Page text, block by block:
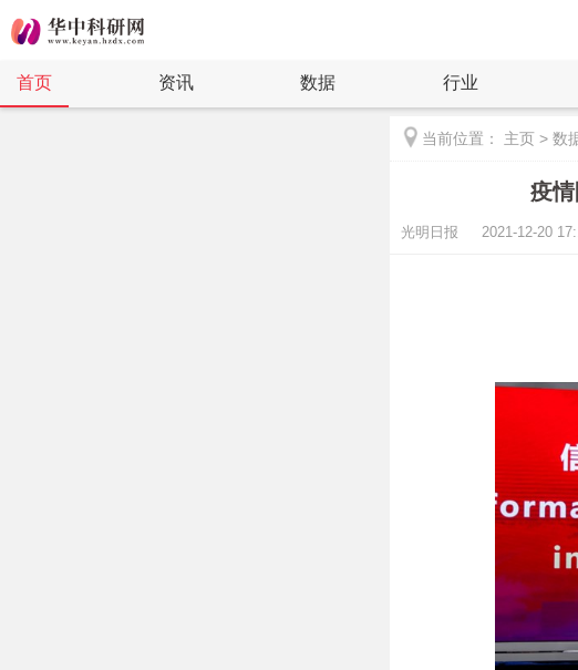
首页 资讯 数据 行业
当前位置： 主页 > 数
疫
光明日报 2021-12-20